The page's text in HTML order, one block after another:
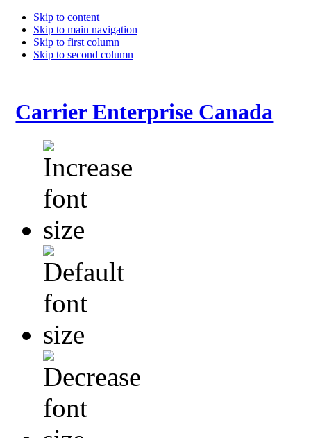
Skip to content
Skip to main navigation
Skip to first column
Skip to second column
Carrier Enterprise Canada